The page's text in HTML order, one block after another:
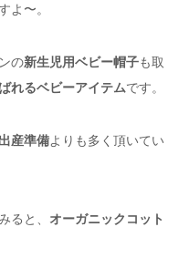
よ〜。
の新生児用ベビー帽子も取
れるベビーアイテムです。
産準備よりも多く頂いてい
ると、 オーガニックコット